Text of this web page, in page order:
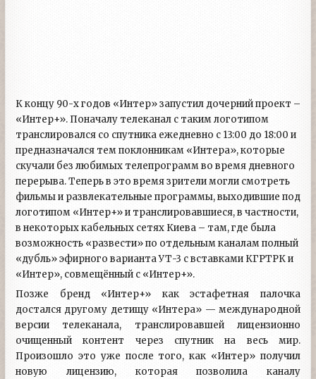
К концу 90-х годов «Интер» запустил дочерний проект –
«Интер+». Поначалу телеканал с таким логотипом
транслировался со спутника ежедневно с 13:00 до 18:00 и
предназначался тем поклонникам «Интера», которые
скучали без любимых телепрограмм во время дневного
перерыва. Теперь в это время зрители могли смотреть
фильмы и развлекательные программы, выходившие под
логотипом «Интер+» и транслировавшиеся, в частности,
в некоторых кабельных сетях Киева – там, где была
возможность «развести» по отдельным каналам полный
«дубль» эфирного варианта УТ-3 с вставками КГРТРК и
«Интер», совмещённый с «Интер+».
Позже бренд «Интер+» как эстафетная палочка
достался другому детищу «Интера» — международной
версии телеканала, транслировавшей лицензионно
очищенный контент через спутник на весь мир.
Произошло это уже после того, как «Интер» получил
новую лицензию, которая позволила каналу